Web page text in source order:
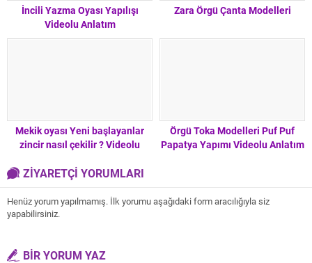
İncili Yazma Oyası Yapılışı
Videolu Anlatım
Zara Örgü Çanta Modelleri
Mekik oyası Yeni başlayanlar
zincir nasıl çekilir ? Videolu
Örgü Toka Modelleri Puf Puf
Papatya Yapımı Videolu Anlatım
ZİYARETÇİ YORUMLARI
Henüz yorum yapılmamış. İlk yorumu aşağıdaki form aracılığıyla siz
yapabilirsiniz.
BİR YORUM YAZ